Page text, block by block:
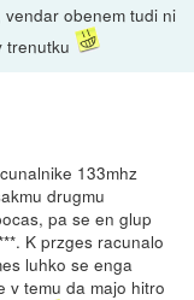
obenem tudi ni
trenutku
133mhz
drugmu
pa se en glup
K przges racunalo
luhko se enga
v temu da majo hitro